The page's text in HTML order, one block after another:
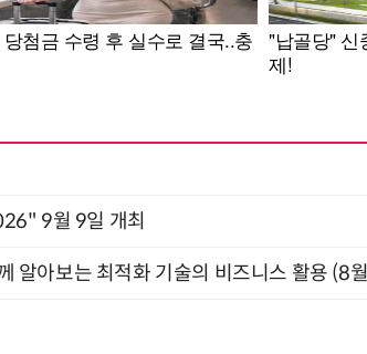
9월 9일 개최
알아보는 최적화 기술의 비즈니스 활용 (8